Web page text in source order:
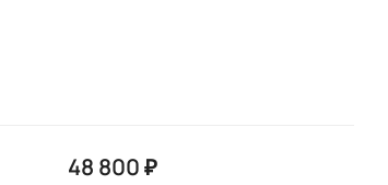
48 800 ₽